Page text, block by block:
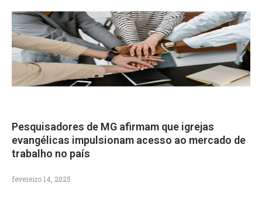
Pesquisadores de MG afirmam que igrejas
evangélicas impulsionam acesso ao mercado de
trabalho no país
fevereiro 14, 2025